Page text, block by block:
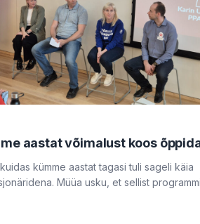
aastat võimalust koos
kümme aastat tagasi tuli sageli käia
Müüa usku, et sellist programmi